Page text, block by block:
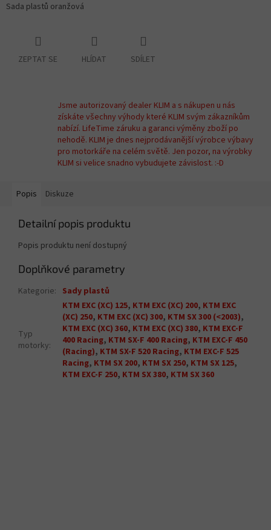
Sada plastů oranžová
ZEPTAT SE HLÍDAT SDÍLET
Jsme autorizovaný dealer KLIM a s nákupen u nás
získáte všechny výhody které KLIM svým zákazníkům
nabízí. LifeTime záruku a garanci výměny zboží po
nehodě. KLIM je dnes nejprodávanější výrobce výbavy
pro motorkáře na celém světě. Jen pozor, na výrobky
KLIM si velice snadno vybudujete závislost. :-D
Popis Diskuze
Detailní popis produktu
Popis produktu není dostupný
Doplňkové parametry
Kategorie: Sady plastů
Typ
motorky:
KTM EXC (XC) 125, KTM EXC (XC) 200, KTM EXC
(XC) 250, KTM EXC (XC) 300, KTM SX 300 (<2003),
KTM EXC (XC) 360, KTM EXC (XC) 380, KTM EXC-F
400 Racing, KTM SX-F 400 Racing, KTM EXC-F 450
(Racing), KTM SX-F 520 Racing, KTM EXC-F 525
Racing, KTM SX 200, KTM SX 250, KTM SX 125,
KTM EXC-F 250, KTM SX 380, KTM SX 360